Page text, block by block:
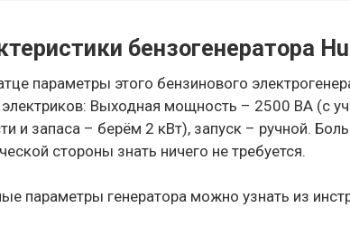
бензогенератора
параметры этого бензинового
электриков: Выходная мощность – 2500 ВА (с
и запаса – берём 2 кВт), запуск – ручной.
стороны знать ничего не требуется.
параметры генератора можно узнать из